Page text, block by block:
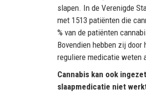
slapen. In de Verenigde
met 1513 patiënten die
% van de patiënten
Bovendien hebben zij
reguliere medicatie weten
Cannabis kan ook
slaapmedicatie niet